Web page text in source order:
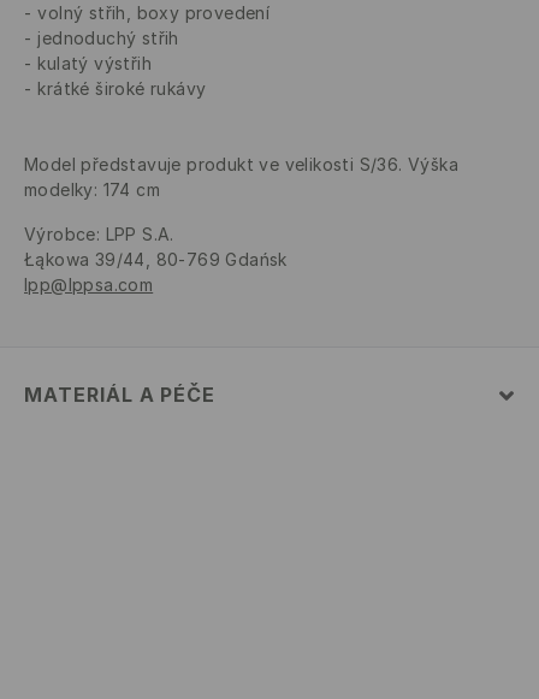
volný střih, boxy provedení
jednoduchý střih
kulatý výstřih
krátké široké rukávy
Model představuje produkt ve velikosti S/36. Výška
modelky: 174 cm
Výrobce: LPP S.A.
Łąkowa 39/44, 80-769 Gdańsk
lpp@lppsa.com
MATERIÁL A PÉČE